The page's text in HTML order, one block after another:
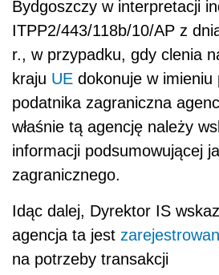
Bydgoszczy w interpretacji
ITPP2/443/118b/10/AP z
r., w przypadku, gdy clenia
kraju UE dokonuje w imieniu
podatnika zagraniczna
właśnie tą agencję należy
informacji podsumowującej
zagranicznego.
Idąc dalej, Dyrektor IS
agencja ta jest
na potrzeby transakcji